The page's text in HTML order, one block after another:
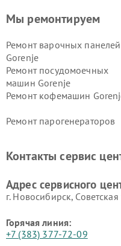
Мы ремонтируем
Ремонт варочных панелей
Gorenje
Ремонт посудомоечных
машин Gorenje
Ремонт кофемашин
Ремонт парогенераторов
Контакты сервис
Адрес сервисного
г. Новосибирск,
Горячая линия:
+7 (383) 377-72-09